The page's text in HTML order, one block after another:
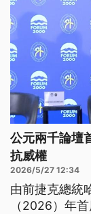
公元兩千論壇
抗威權
2026/5/27 12:34
由前捷克總統
（2026）年